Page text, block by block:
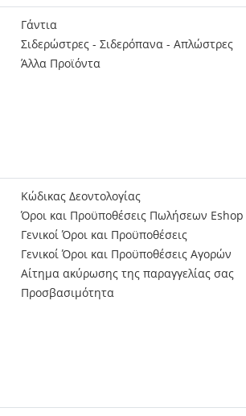
Γάντια
Σιδερώστρες - Σιδερόπανα - Απλώστρες
Άλλα Προϊόντα
Κώδικας Δεοντολογίας
Όροι και Προϋποθέσεις Πωλήσεων Eshop
Γενικοί Όροι και Προϋποθέσεις
Γενικοί Όροι και Προϋποθέσεις Αγορών
Αίτημα ακύρωσης της παραγγελίας σας
Προσβασιμότητα